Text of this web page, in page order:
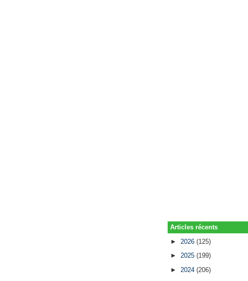
Articles récents
► 2026(125)
►2025(199)
►2024(206)